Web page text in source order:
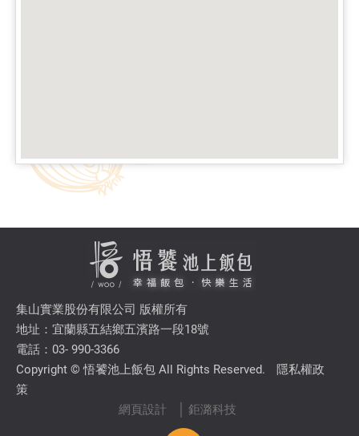
集山實業股份有限公司 版權所有
地址：宜蘭縣五結鄉五濱路一段18號
電話：03- 990-3366
Copyright © 悟饕池上飯包 All Rights Reserved.
隱私權政
策
網頁設計
│ 鉅潞科技